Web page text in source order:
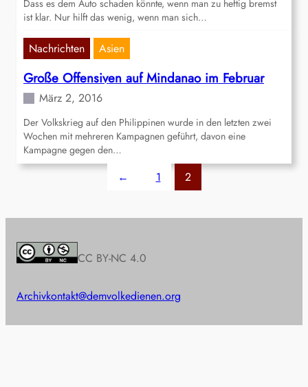
Dass es dem Auto schaden könnte, wenn man zu heftig bremst
ist klar. Nur hilft das wenig, wenn man sich…
Nachrichten Asien
Große Offensiven auf Mindanao im Februar
März 2, 2016
Der Volkskrieg auf den Philippinen wurde in den letzten zwei
Wochen mit mehreren Kampagnen geführt, davon eine
Kampagne gegen den…
← 1 2
CC BY-NC 4.0
Archivkontakt@demvolkedienen.org